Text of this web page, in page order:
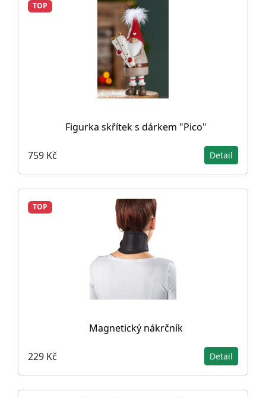
TOP
Figurka skřítek s dárkem "Pico"
759 Kč Detail
TOP
Magnetický nákrčník
229 Kč Detail